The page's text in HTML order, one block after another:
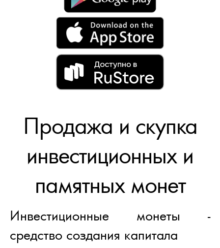
Продажа и скупка
инвестиционных и
памятных монет
Инвестиционные монеты -
средство создания капитала